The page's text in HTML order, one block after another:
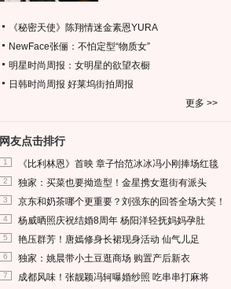
《秘密天使》陈翔情迷金素恩YURA
NewFace张俪：不怕定型“物质女”
明星时尚周报：女明星的欲望衣橱
日韩时尚周报 好莱坞街拍周报
更多 >>
网友点击排行
1 《比利林恩》首映 章子怡范冰冰冯小刚捧场红毯
2 独家：买菜也要拗造型！金星携女逛街有派头
3 京东和奶茶哪个更重要？刘强东的回答全场大笑！
4 杨威晒照庆祝结婚8周年 杨阳洋轻抚妈妈孕肚
5 艳压群芳！唐嫣修身长裙现身活动 仙气儿足
6 独家：姚晨带小土豆逛商场 购置产后新衣
7 成都风味！张靓颖冯轲曝婚纱照 吃串串打麻将